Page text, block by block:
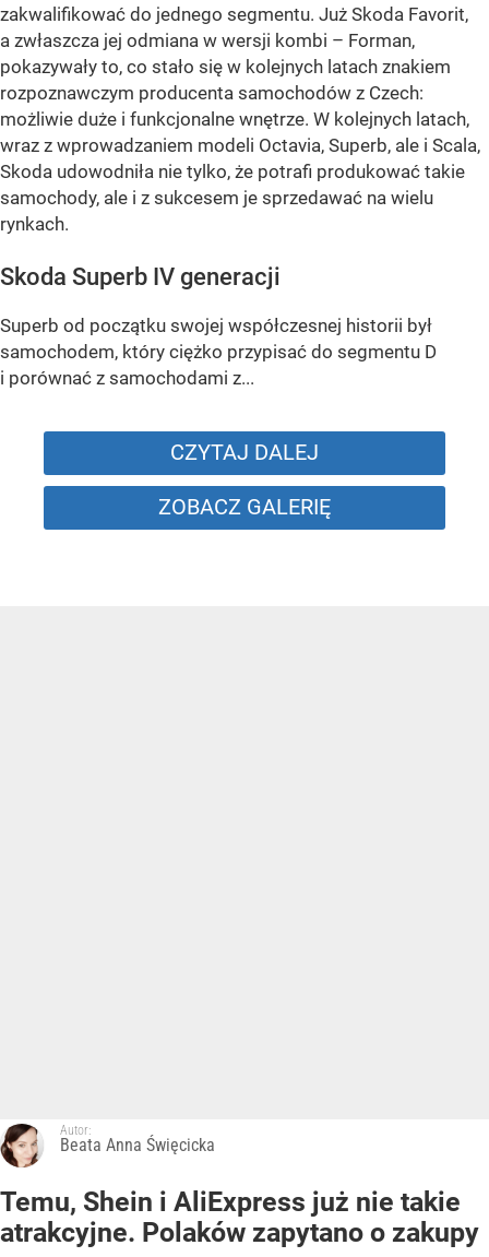
zakwalifikować do jednego segmentu. Już Skoda Favorit,
a zwłaszcza jej odmiana w wersji kombi – Forman,
pokazywały to, co stało się w kolejnych latach znakiem
rozpoznawczym producenta samochodów z Czech:
możliwie duże i funkcjonalne wnętrze. W kolejnych latach,
wraz z wprowadzaniem modeli Octavia, Superb, ale i Scala,
Skoda udowodniła nie tylko, że potrafi produkować takie
samochody, ale i z sukcesem je sprzedawać na wielu
rynkach.
Skoda Superb IV generacji
Superb od początku swojej współczesnej historii był
samochodem, który ciężko przypisać do segmentu D
i porównać z samochodami z...
CZYTAJ DALEJ
ZOBACZ GALERIĘ
Autor:
Beata Anna Święcicka
Temu, Shein i AliExpress już nie takie
atrakcyjne. Polaków zapytano o zakupy